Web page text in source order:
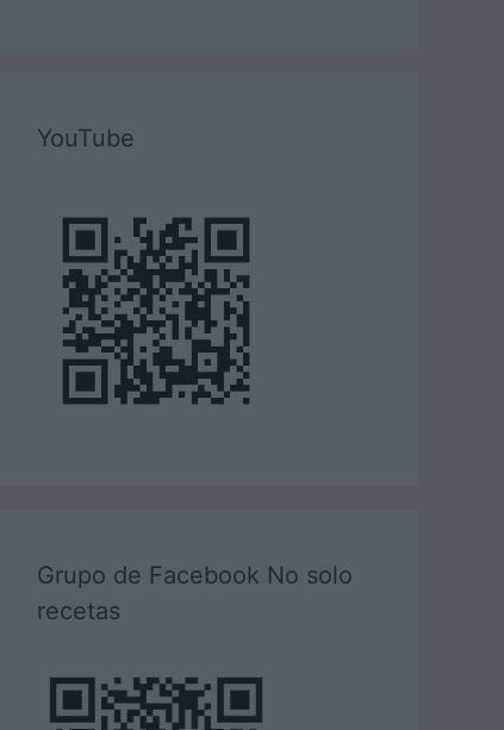
YouTube
Grupo de Facebook No solo
recetas